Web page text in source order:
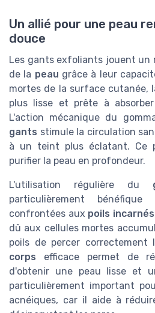
Un allié pour une peau
douce
Les gants exfoliants jouent un
de la peau grâce à leur
mortes de la surface cutanée,
plus lisse et prête à
L'action mécanique du
gants stimule la circulation
à un teint plus éclatant. Ce
purifier la peau en profondeur.
L'utilisation régulière du
particulièrement
confrontées aux poils incarnés
dû aux cellules mortes
poils de percer correctement
corps efficace permet de
d'obtenir une peau lisse et
particulièrement important
acnéiques, car il aide à